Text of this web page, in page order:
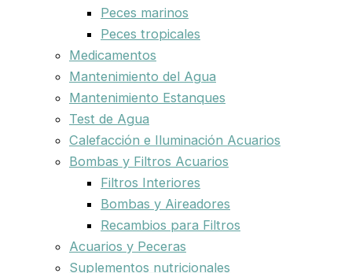
Peces marinos
Peces tropicales
Medicamentos
Mantenimiento del Agua
Mantenimiento Estanques
Test de Agua
Calefacción e Iluminación Acuarios
Bombas y Filtros Acuarios
Filtros Interiores
Bombas y Aireadores
Recambios para Filtros
Acuarios y Peceras
Suplementos nutricionales